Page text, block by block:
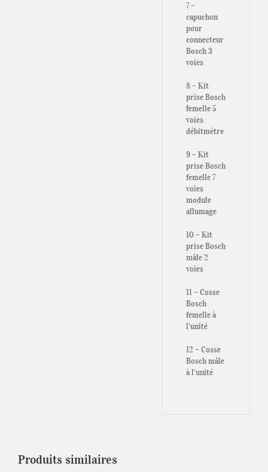
7 –
capuchon
pour
connecteur
Bosch 3
voies
8 – Kit
prise Bosch
femelle 5
voies
débitmètre
9 – Kit
prise Bosch
femelle 7
voies
module
allumage
10 – Kit
prise Bosch
mâle 2
voies
11 – Cosse
Bosch
femelle à
l’unité
12 – Cosse
Bosch mâle
à l’unité
Produits similaires